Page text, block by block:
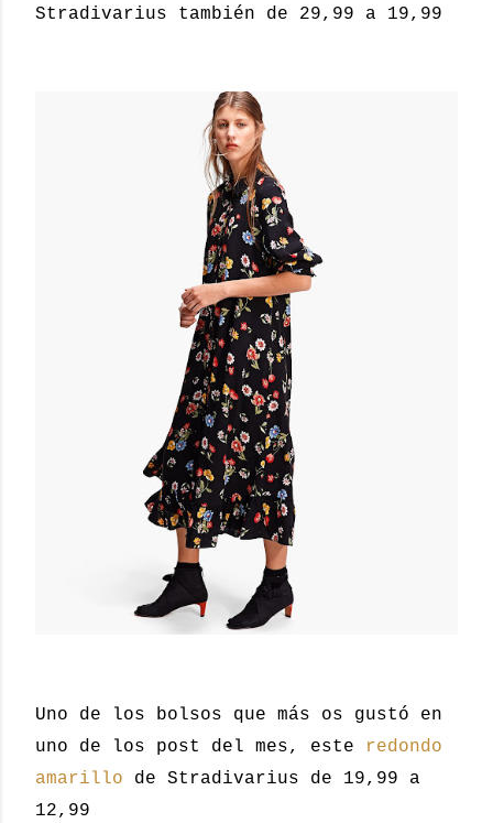
Stradivarius también de 29,99 a 19,99
Uno de los bolsos que más os gustó en
uno de los post del mes, este
redondo
amarillo de Stradivarius de 19,99 a
12,99